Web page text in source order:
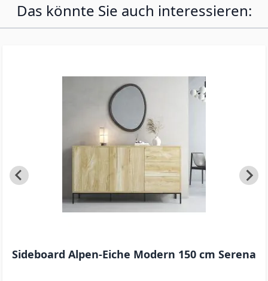
Das könnte Sie auch interessieren:
Sideboard Alpen-Eiche Modern 150 cm Serena